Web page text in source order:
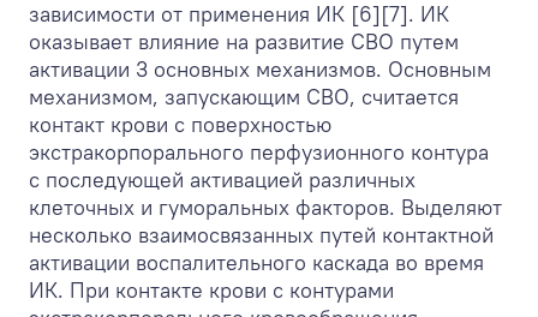
зависимости от применения ИК [6][7]. ИК
оказывает влияние на развитие СВО путем
активации 3 основных механизмов. Основным
механизмом, запускающим СВО, считается
контакт крови с поверхностью
экстракорпорального перфузионного контура
с последующей активацией различных
клеточных и гуморальных факторов. Выделяют
несколько взаимосвязанных путей контактной
активации воспалительного каскада во время
ИК. При контакте крови с контурами